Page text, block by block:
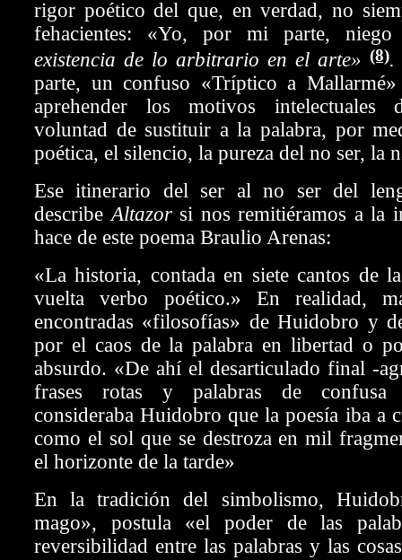
rigor poético del que, en verdad, no
fehacientes: «Yo, por mi parte, niego
existencia de lo arbitrario en el arte» (8).
parte, un confuso «Tríptico a
aprehender los motivos intelectuales
voluntad de sustituir a la palabra, por
poética, el silencio, la pureza del no ser, la
Ese itinerario del ser al no ser del
describe Altazor si nos remitiéramos a la
hace de este poema Braulio Arenas:
«La historia, contada en siete cantos de
vuelta verbo poético.» En realidad,
encontradas «filosofías» de Huidobro y
por el caos de la palabra en libertad o
absurdo. «De ahí el desarticulado final -
frases rotas y palabras de confusa
consideraba Huidobro que la poesía iba a
como el sol que se destroza en mil
el horizonte de la tarde»
En la tradición del simbolismo,
mago», postula «el poder de las
reversibilidad entre las palabras y las